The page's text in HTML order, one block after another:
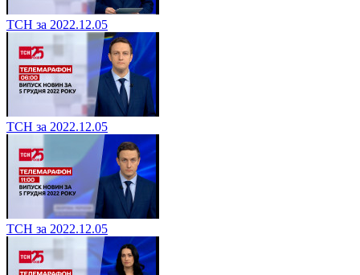
ТСН за 2022.12.05
ТСН за 2022.12.05
ТСН за 2022.12.05